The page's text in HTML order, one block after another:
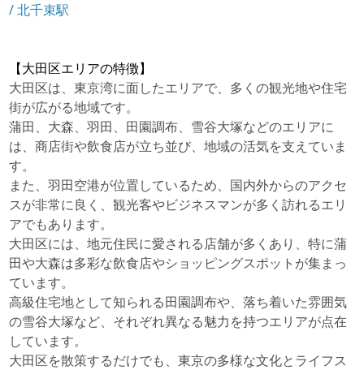
/北千束駅
【大田区エリアの特徴】
大田区は、東京湾に面したエリアで、多くの観光地や住宅
街が広がる地域です。
蒲田、大森、羽田、田園調布、雪谷大塚などのエリアに
は、商店街や飲食店が立ち並び、地域の活気を支えていま
す。
また、羽田空港が位置しているため、国内外からのアクセ
スが非常に良く、観光客やビジネスマンが多く訪れるエリ
アでもあります。
大田区には、地元住民に愛される店舗が多くあり、特に蒲
田や大森は多彩な飲食店やショッピングスポットが集まっ
ています。
高級住宅地として知られる田園調布や、落ち着いた雰囲気
の雪谷大塚など、それぞれ異なる魅力を持つエリアが点在
しています。
大田区を散策するだけでも、東京の多様な文化とライフス